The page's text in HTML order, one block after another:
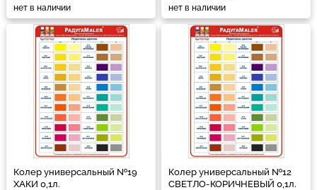
нет в наличии нет в наличии
Колер универсальный №19
ХАКИ 0,1л.
Колер универсальный №12
СВЕТЛО-КОРИЧНЕВЫЙ 0,1л.